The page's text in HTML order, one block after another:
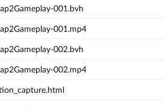
001.bvh
001.mp4
002.bvh
002.mp4